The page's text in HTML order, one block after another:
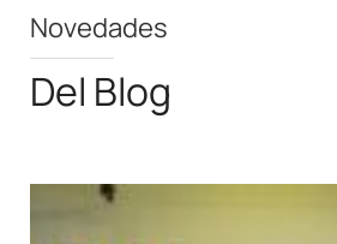
Novedades
Del Blog